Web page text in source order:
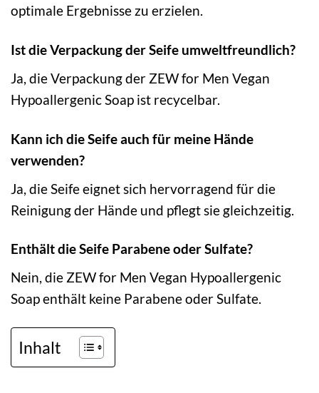
optimale Ergebnisse zu erzielen.
Ist die Verpackung der Seife umweltfreundlich?
Ja, die Verpackung der ZEW for Men Vegan
Hypoallergenic Soap ist recycelbar.
Kann ich die Seife auch für meine Hände
verwenden?
Ja, die Seife eignet sich hervorragend für die
Reinigung der Hände und pflegt sie gleichzeitig.
Enthält die Seife Parabene oder Sulfate?
Nein, die ZEW for Men Vegan Hypoallergenic
Soap enthält keine Parabene oder Sulfate.
Inhalt